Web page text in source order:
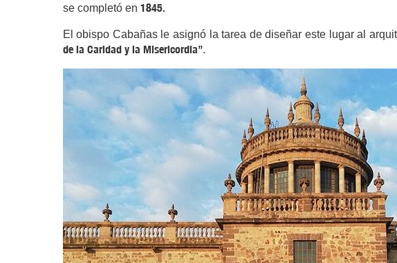
se completó en 1845.
El obispo Cabañas le asignó la tarea de diseñar este lugar al
de la Caridad y la Misericordia”.